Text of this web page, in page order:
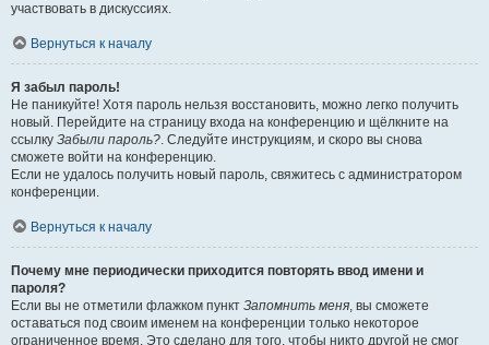
участвовать в дискуссиях.
Вернуться к началу
Я забыл пароль!
Не паникуйте! Хотя пароль нельзя восстановить, можно легко получить
новый. Перейдите на страницу входа на конференцию и щёлкните на
ссылку Забыли пароль?. Следуйте инструкциям, и скоро вы снова
сможете войти на конференцию.
Если не удалось получить новый пароль, свяжитесь с администратором
конференции.
Вернуться к началу
Почему мне периодически приходится повторять ввод имени и
пароля?
Если вы не отметили флажком пункт Запомнить меня, вы сможете
оставаться под своим именем на конференции только некоторое
ограниченное время. Это сделано для того, чтобы никто другой не смог